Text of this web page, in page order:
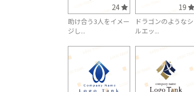
24
助け合う3人をイメー
ジし...
19
ドラゴンのようなシ
ルエッ...